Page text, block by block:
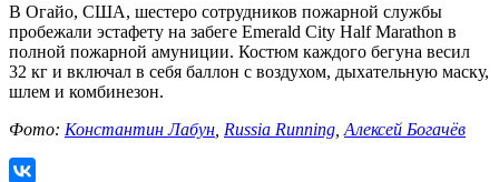
В Огайо, США, шестеро сотрудников пожарной службы
пробежали эстафету на забеге Emerald City Half Marathon в
полной пожарной амуниции. Костюм каждого бегуна весил
32 кг и включал в себя баллон с воздухом, дыхательную маску,
шлем и комбинезон.
Фото: Константин Лабун Russia Running Алексей Богачёв